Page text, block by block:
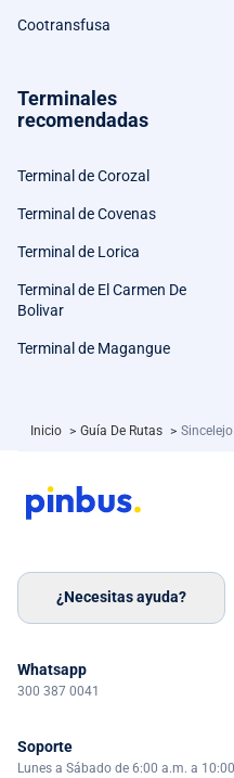
Cootransfusa
Terminales
recomendadas
Terminal de Corozal
Terminal de Covenas
Terminal de Lorica
Terminal de El Carmen De
Bolivar
Terminal de Magangue
Inicio > Guía De Rutas >
¿Necesitas ayuda?
Whatsapp
300 387 0041
Soporte
Lunes a Sábado de 6:00 a.m. a